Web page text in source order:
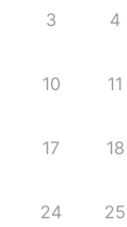
3 4
10 11
17 18
24 25